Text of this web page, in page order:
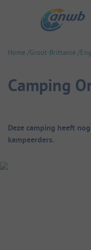
Home Groot-Brittanië
Camping
Camping
Deze camping heeft
kampeerders.